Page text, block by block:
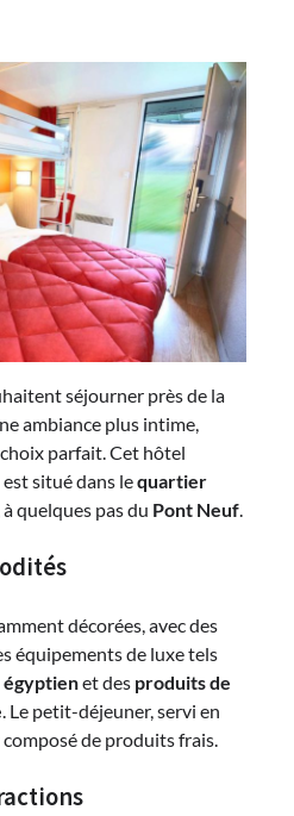
séjourner près de la
ambiance plus intime,
parfait. Cet hôtel
situé dans lequartier
quelques pas du Pont Neuf.
décorées, avec des
équipements de luxe tels
égyptienet des produits de
. Le petit-déjeuner, servi en
de produits frais.